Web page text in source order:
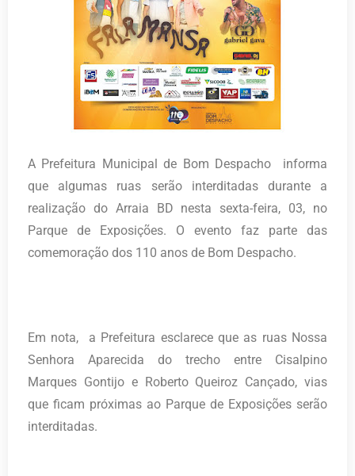
A Prefeitura Municipal de Bom Despacho informa
que algumas ruas serão interditadas durante a
realização do Arraia BD nesta sexta-feira, 03, no
Parque de Exposições. O evento faz parte das
comemoração dos 110 anos de Bom Despacho.
Em nota, a Prefeitura esclarece que as ruas Nossa
Senhora Aparecida do trecho entre Cisalpino
Marques Gontijo e Roberto Queiroz Cançado, vias
que ficam próximas ao Parque de Exposições serão
interditadas.